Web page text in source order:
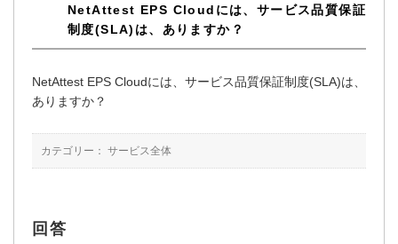
NetAttest EPS Cloudには、サービス品質保証
制度(SLA)は、ありますか？
NetAttest EPS Cloudには、サービス品質保証制度(SLA)は、
ありますか？
カテゴリー： サービス全体